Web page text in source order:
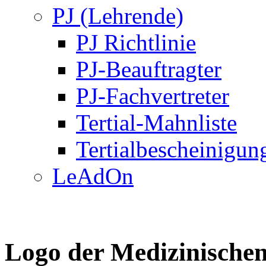
PJ (Lehrende)
PJ Richtlinie
PJ-Beauftragter
PJ-Fachvertreter
Tertial-Mahnliste
LeAdOn
Logo der